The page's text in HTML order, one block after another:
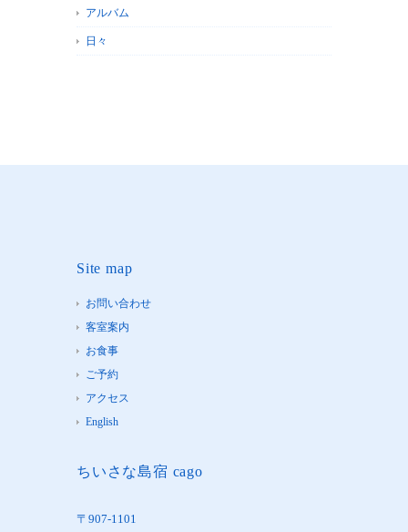
アルバム
日々
Site map
お問い合わせ
客室案内
お食事
ご予約
アクセス
English
ちいさな島宿 cago
〒907-1101